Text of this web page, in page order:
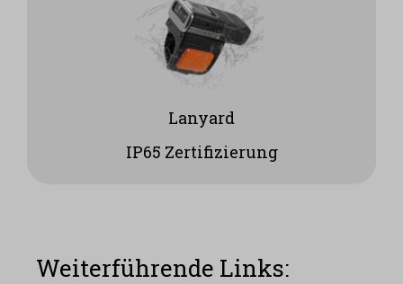
Lanyard
IP65 Zertifizierung
Weiterführende Links: